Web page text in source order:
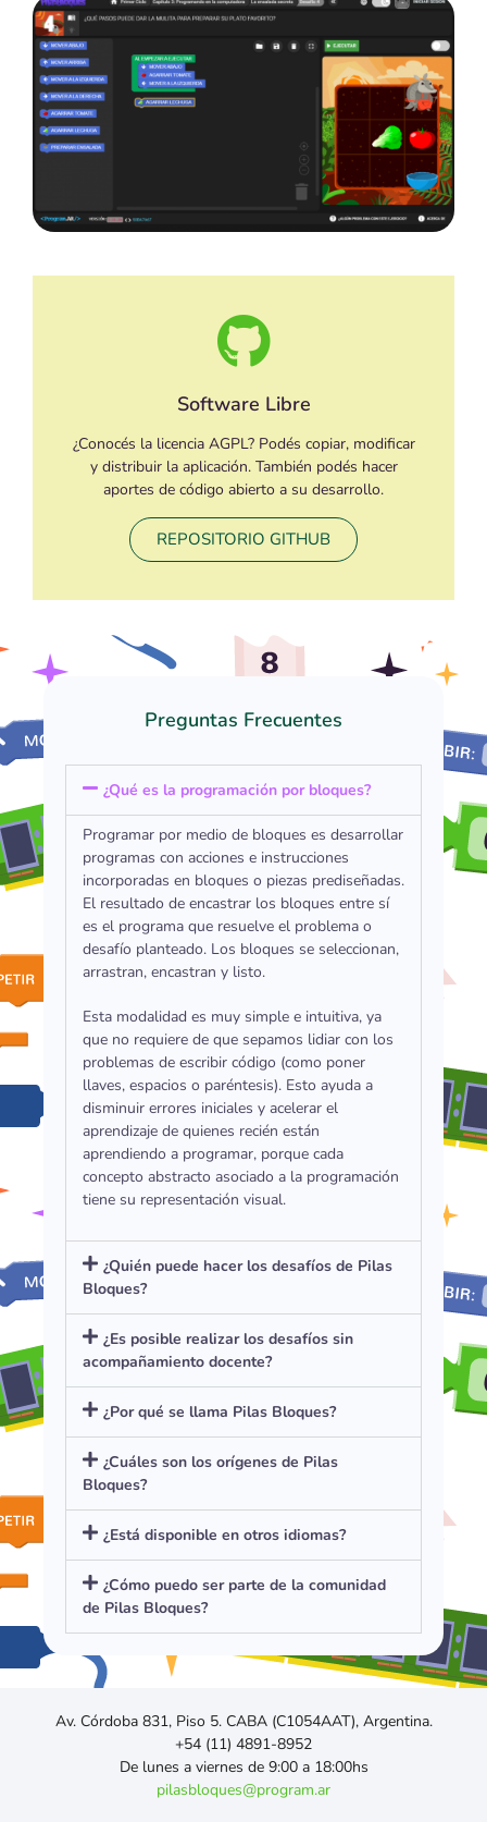
Software Libre
¿Conocés la licencia AGPL? Podés copiar, modificar
y distribuir la aplicación. También podés hacer
aportes de código abierto a su desarrollo.
REPOSITORIO GITHUB
Preguntas Frecuentes
¿Qué es la programación por bloques?
Programar por medio de bloques es desarrollar
programas con acciones e instrucciones
incorporadas en bloques o piezas prediseñadas.
El resultado de encastrar los bloques entre sí
es el programa que resuelve el problema o
desafío planteado. Los bloques se seleccionan,
arrastran, encastran y listo.
Esta modalidad es muy simple e intuitiva, ya
que no requiere de que sepamos lidiar con los
problemas de escribir código (como poner
llaves, espacios o paréntesis). Esto ayuda a
disminuir errores iniciales y acelerar el
aprendizaje de quienes recién están
aprendiendo a programar, porque cada
concepto abstracto asociado a la programación
tiene su representación visual.
¿Quién puede hacer los desafíos de Pilas
Bloques?
¿Es posible realizar los desafíos sin
acompañamiento docente?
¿Por qué se llama Pilas Bloques?
¿Cuáles son los orígenes de Pilas
Bloques?
¿Está disponible en otros idiomas?
¿Cómo puedo ser parte de la comunidad
de Pilas Bloques?
Av. Córdoba 831, Piso 5. CABA (C1054AAT), Argentina.
+54 (11) 4891-8952
De lunes a viernes de 9:00 a 18:00hs
pilasbloques@program.ar